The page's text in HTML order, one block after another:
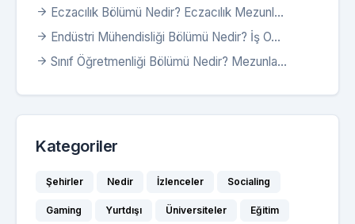
Eczacılık Bölümü Nedir? Eczacılık Mezunl...
Endüstri Mühendisliği Bölümü Nedir? İş O...
Sınıf Öğretmenliği Bölümü Nedir? Mezunla...
Kategoriler
Şehirler Nedir İzlenceler Socialing
Gaming Yurtdışı Üniversiteler Eğitim